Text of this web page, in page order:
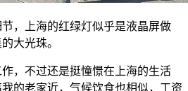
，上海的红绿灯似乎是液晶屏做
大光珠。
，不过还是挺憧憬在上海的生活
的老家近，气候饮食也相似，工资